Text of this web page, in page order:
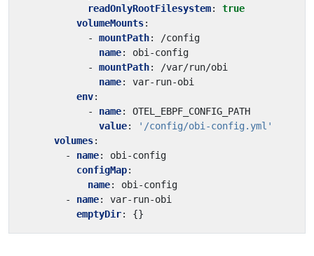
readOnlyRootFilesystem:
true
volumeMounts:
- mountPath:
/config
name:
obi-config
- mountPath:
/var/run/obi
name:
var-run-obi
env:
- name:
OTEL_EBPF_CONFIG_PATH
value:
'/config/obi-config.yml'
volumes:
- name:
obi-config
configMap:
name:
obi-config
- name:
var-run-obi
emptyDir: {}